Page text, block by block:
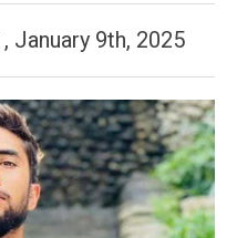
, January 9th, 2025